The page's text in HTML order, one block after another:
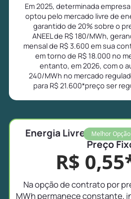
Em 2025, determinada
optou pelo mercado livre de
garantido de 20% sobre o
ANEEL de R$ 180/MWh,
mensal de R$ 3.600 em sua
em torno de R$ 18.000 no
entanto, em 2026, com o
240/MWh no mercado
para R$ 21.600*preço ser
Melhor Opção
Energia Livre em
Preço
R$
Na opção de contrato por
MWh permanece constante,